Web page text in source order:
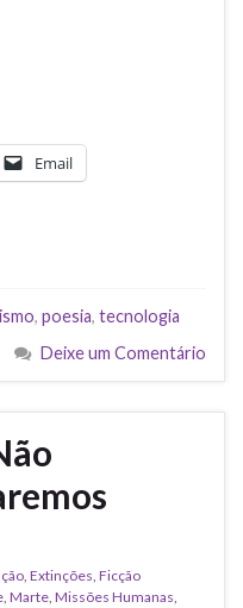
Email
, poesia, tecnologia
Deixe um Comentário
, Extinções, Ficção
, Marte, Missões Humanas,